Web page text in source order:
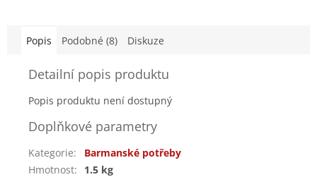
Popis Podobné (8) Diskuze
Detailní popis produktu
Popis produktu není dostupný
Doplňkové parametry
Kategorie:
Barmanské potřeby
Hmotnost: 1.5 kg